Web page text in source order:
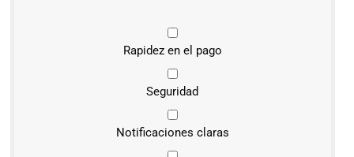
Rapidez en el pago
Seguridad
Notificaciones claras